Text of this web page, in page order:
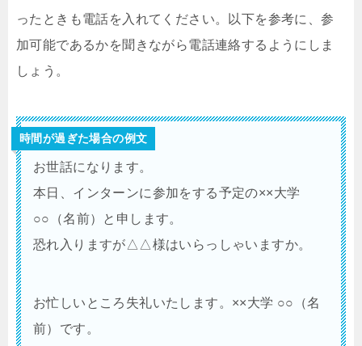
ったときも電話を入れてください。以下を参考に、参
加可能であるかを聞きながら電話連絡するようにしま
しょう。
時間が過ぎた場合の例文
お世話になります。
本日、インターンに参加をする予定の××大学
○○（名前）と申します。
恐れ入りますが△△様はいらっしゃいますか。
お忙しいところ失礼いたします。××大学 ○○（名
前）です。